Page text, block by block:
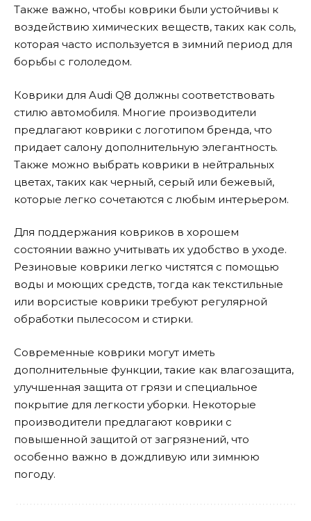
Также важно, чтобы коврики были устойчивы к
воздействию химических веществ, таких как соль,
которая часто используется в зимний период для
борьбы с гололедом.
Коврики для Audi Q8 должны соответствовать
стилю автомобиля. Многие производители
предлагают коврики с логотипом бренда, что
придает салону дополнительную элегантность.
Также можно выбрать коврики в нейтральных
цветах, таких как черный, серый или бежевый,
которые легко сочетаются с любым интерьером.
Для поддержания ковриков в хорошем
состоянии важно учитывать их удобство в уходе.
Резиновые коврики легко чистятся с помощью
воды и моющих средств, тогда как текстильные
или ворсистые коврики требуют регулярной
обработки пылесосом и стирки.
Современные коврики могут иметь
дополнительные функции, такие как влагозащита,
улучшенная защита от грязи и специальное
покрытие для легкости уборки. Некоторые
производители предлагают коврики с
повышенной защитой от загрязнений, что
особенно важно в дождливую или зимнюю
погоду.